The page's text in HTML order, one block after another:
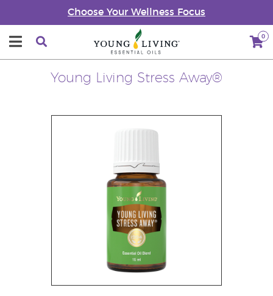
Choose Your Wellness Focus
0
Young Living Stress Away®